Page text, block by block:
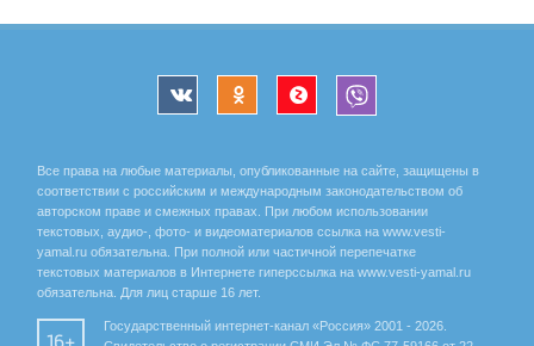
Все права на любые материалы, опубликованные на сайте, защищены в
соответствии с российским и международным законодательством об
авторском праве и смежных правах. При любом использовании
текстовых, аудио-, фото- и видеоматериалов ссылка на www.vesti-
yamal.ru обязательна. При полной или частичной перепечатке
текстовых материалов в Интернете гиперссылка на www.vesti-yamal.ru
обязательна. Для лиц старше 16 лет.
Государственный интернет-канал «Россия» 2001 - 2026.